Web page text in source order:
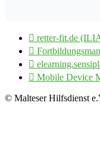
 retter-fit.de


 Mobile Device
© Malteser Hilfsdienst